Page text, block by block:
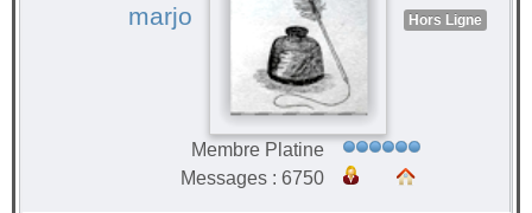
marjo Hors Ligne
Membre Platine
Messages : 6750